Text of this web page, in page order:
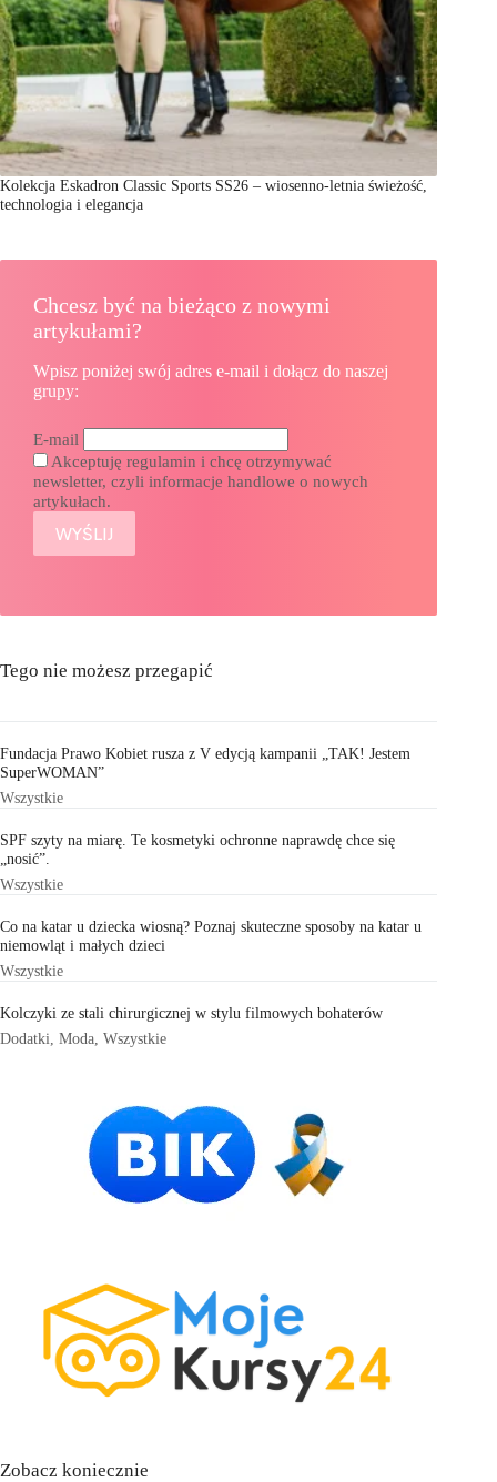
Kolekcja Eskadron Classic Sports SS26 – wiosenno-letnia świeżość,
technologia i elegancja
Chcesz być na bieżąco z nowymi
artykułami?
Wpisz poniżej swój adres e-mail i dołącz do naszej
grupy:
E-mail
Akceptuję regulamin i chcę otrzymywać
newsletter, czyli informacje handlowe o nowych
artykułach.
Tego nie możesz przegapić
Fundacja Prawo Kobiet rusza z V edycją kampanii „TAK! Jestem
SuperWOMAN”
Wszystkie
SPF szyty na miarę. Te kosmetyki ochronne naprawdę chce się
„nosić”.
Wszystkie
Co na katar u dziecka wiosną? Poznaj skuteczne sposoby na katar u
niemowląt i małych dzieci
Wszystkie
Kolczyki ze stali chirurgicznej w stylu filmowych bohaterów
Dodatki Moda Wszystkie
Zobacz koniecznie